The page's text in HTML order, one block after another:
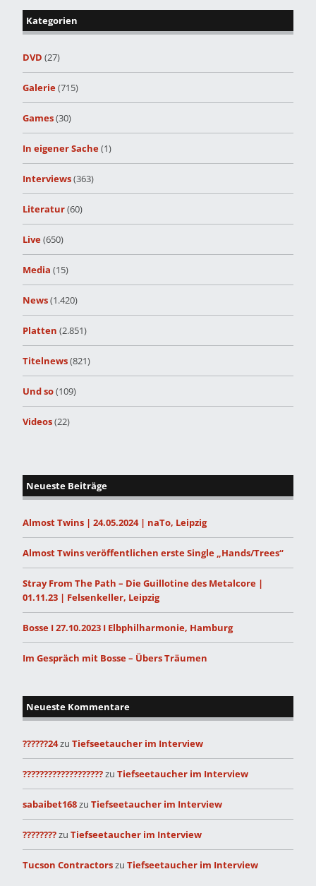
Kategorien
DVD (27)
Galerie(715)
Games(30)
In eigener Sache(1)
Interviews(363)
Literatur(60)
Live(650)
Media (15)
News(1.420)
Platten (2.851)
Titelnews(821)
Und so(109)
Videos(22)
Neueste Beiträge
Almost Twins | 24.05.2024 | naTo, Leipzig
Almost Twins veröffentlichen erste Single „Hands/Trees“
Stray From The Path – Die Guillotine des Metalcore |
01.11.23 | Felsenkeller, Leipzig
Bosse I 27.10.2023 I Elbphilharmonie, Hamburg
Im Gespräch mit Bosse – Übers Träumen
Neueste Kommentare
??????24zu Tiefseetaucher im Interview
???????????????????zu Tiefseetaucher im Interview
sabaibet168zu Tiefseetaucher im Interview
????????zu Tiefseetaucher im Interview
Tucson Contractorszu Tiefseetaucher im Interview